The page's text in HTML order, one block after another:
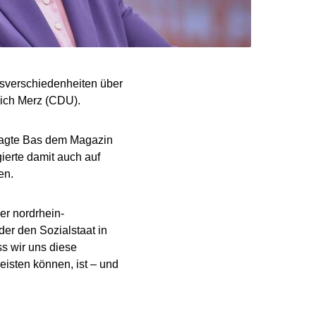
über
Merz (CDU).
Bas dem Magazin
damit auch auf
nordrhein-
den Sozialstaat in
wir uns diese
können, ist – und